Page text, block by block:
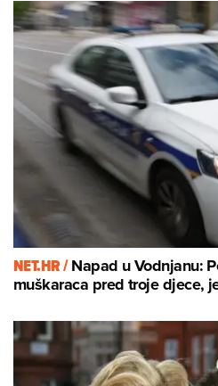
NET.HR /Napad u Vodnjanu:
muškaraca pred troje djece,